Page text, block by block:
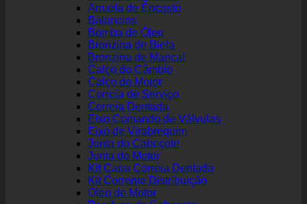
Arruela de Encosto
Balancins
Bomba de Óleo
Bronzina de Biela
Bronzina de Mancal
Calço do Câmbio
Calço do Motor
Correia de Serviço
Correia Dentada
Eixo Comando de Válvulas
Eixo de Virabrequim
Junta do Cabeçote
Junta do Motor
Kit Capa Correia Dentada
Kit Corrente Distribuição
Óleo de Motor